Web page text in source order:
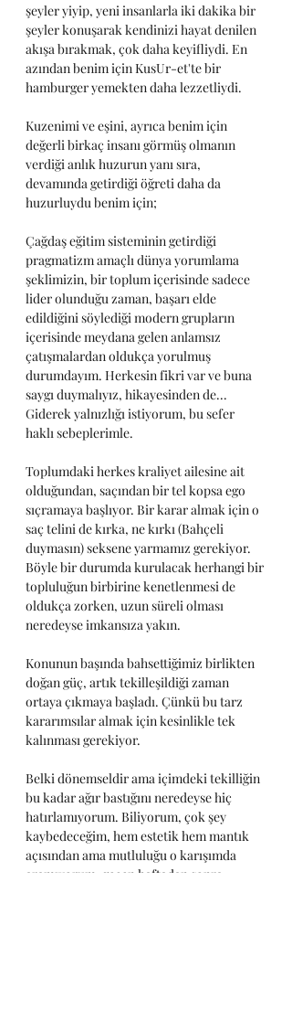
şeyler yiyip, yeni insanlarla iki dakika bir
şeyler konuşarak kendinizi hayat denilen
akışa bırakmak, çok daha keyifliydi. En
azından benim için KusUr-et'te bir
hamburger yemekten daha lezzetliydi.
Kuzenimi ve eşini, ayrıca benim için
değerli birkaç insanı görmüş olmanın
verdiği anlık huzurun yanı sıra,
devamında getirdiği öğreti daha da
huzurluydu benim için;
Çağdaş eğitim sisteminin getirdiği
pragmatizm amaçlı dünya yorumlama
şeklimizin, bir toplum içerisinde sadece
lider olunduğu zaman, başarı elde
edildiğini söylediği modern grupların
içerisinde meydana gelen anlamsız
çatışmalardan oldukça yorulmuş
durumdayım. Herkesin fikri var ve buna
saygı duymalıyız, hikayesinden de...
Giderek yalnızlığı istiyorum, bu sefer
haklı sebeplerimle.
Toplumdaki herkes kraliyet ailesine ait
olduğundan, saçından bir tel kopsa ego
sıçramaya başlıyor. Bir karar almak için o
saç telini de kırka, ne kırkı (Bahçeli
duymasın) seksene yarmamız gerekiyor.
Böyle bir durumda kurulacak herhangi bir
topluluğun birbirine kenetlenmesi de
oldukça zorken, uzun süreli olması
neredeyse imkansıza yakın.
Konunun başında bahsettiğimiz birlikten
doğan güç, artık tekilleşildiği zaman
ortaya çıkmaya başladı. Çünkü bu tarz
kararımsılar almak için kesinlikle tek
kalınması gerekiyor.
Belki dönemseldir ama içimdeki tekilliğin
bu kadar ağır bastığını neredeyse hiç
hatırlamıyorum. Biliyorum, çok şey
kaybedeceğim, hem estetik hem mantık
açısından ama mutluluğu o karışımda
aramıyorum, geçen haftadan sonra.